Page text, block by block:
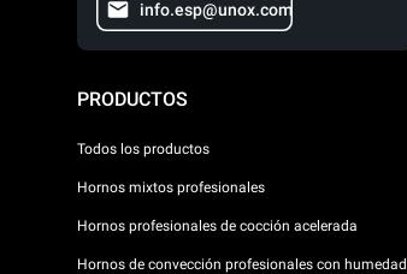
info.esp@unox.com
PRODUCTOS
Todos los productos
Hornos mixtos profesionales
Hornos profesionales de cocción acelerada
Hornos de convección profesionales con humedad